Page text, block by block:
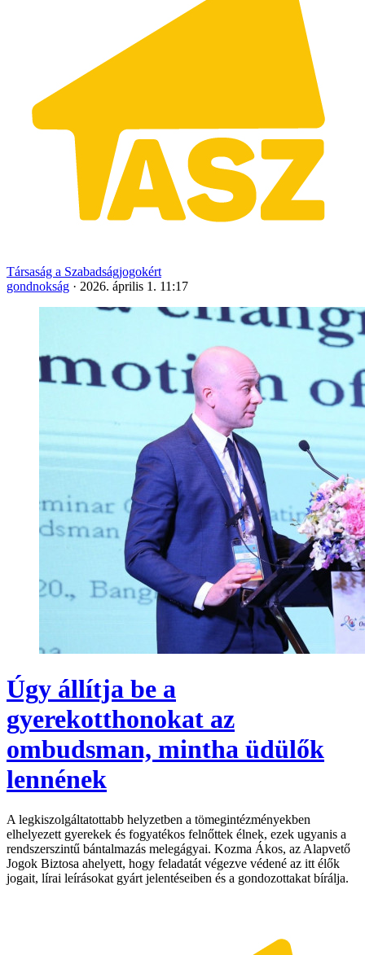
Társaság a Szabadságjogokért
gondnokság · 2026. április 1. 11:17
Úgy állítja be a
gyerekotthonokat az
ombudsman, mintha üdülők
lennének
A legkiszolgáltatottabb helyzetben a tömegintézményekben
elhelyezett gyerekek és fogyatékos felnőttek élnek, ezek ugyanis a
rendszerszintű bántalmazás melegágyai. Kozma Ákos, az Alapvető
Jogok Biztosa ahelyett, hogy feladatát végezve védené az itt élők
jogait, lírai leírásokat gyárt jelentéseiben és a gondozottakat bírálja.